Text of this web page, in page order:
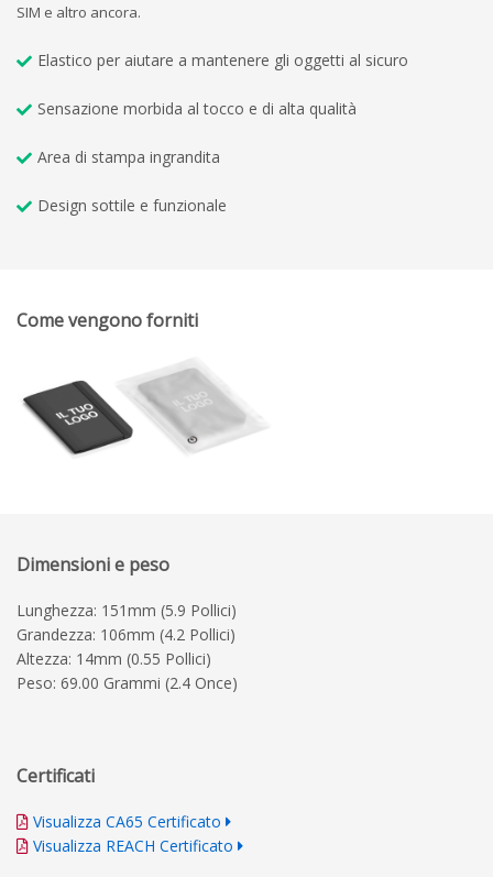
SIM e altro ancora.
Elastico per aiutare a mantenere gli oggetti al sicuro
Sensazione morbida al tocco e di alta qualità
Area di stampa ingrandita
Design sottile e funzionale
Come vengono forniti
Dimensioni e peso
Lunghezza: 151mm (5.9 Pollici)
Grandezza: 106mm (4.2 Pollici)
Altezza: 14mm (0.55 Pollici)
Peso: 69.00 Grammi (2.4 Once)
Certificati
Visualizza CA65 Certificato
Visualizza REACH Certificato